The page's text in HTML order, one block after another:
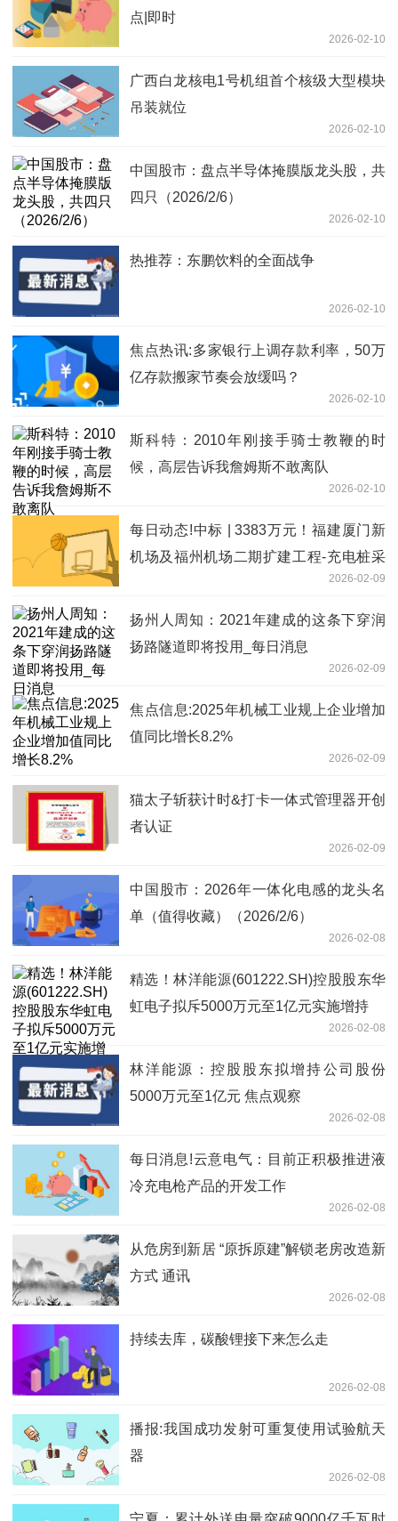
点|即时
2026-02-10
广西白龙核电1号机组首个核级大型模块
吊装就位
2026-02-10
中国股市：盘点半导体掩膜版龙头股，共
四只（2026/2/6）
2026-02-10
热推荐：东鹏饮料的全面战争
2026-02-10
焦点热讯:多家银行上调存款利率，50万
亿存款搬家节奏会放缓吗？
2026-02-10
斯科特：2010年刚接手骑士教鞭的时
候，高层告诉我詹姆斯不敢离队
2026-02-10
每日动态!中标 | 3383万元！福建厦门新
机场及福州机场二期扩建工程-充电桩采
2026-02-09
扬州人周知：2021年建成的这条下穿润
扬路隧道即将投用_每日消息
2026-02-09
焦点信息:2025年机械工业规上企业增加
值同比增长8.2%
2026-02-09
猫太子斩获计时&打卡一体式管理器开创
者认证
2026-02-09
中国股市：2026年一体化电感的龙头名
单（值得收藏）（2026/2/6）
2026-02-08
精选！林洋能源(601222.SH)控股股东华
虹电子拟斥5000万元至1亿元实施增持
2026-02-08
林洋能源：控股股东拟增持公司股份
5000万元至1亿元 焦点观察
2026-02-08
每日消息!云意电气：目前正积极推进液
冷充电枪产品的开发工作
2026-02-08
从危房到新居 “原拆原建”解锁老房改造新
方式 通讯
2026-02-08
持续去库，碳酸锂接下来怎么走
2026-02-08
播报:我国成功发射可重复使用试验航天
器
2026-02-08